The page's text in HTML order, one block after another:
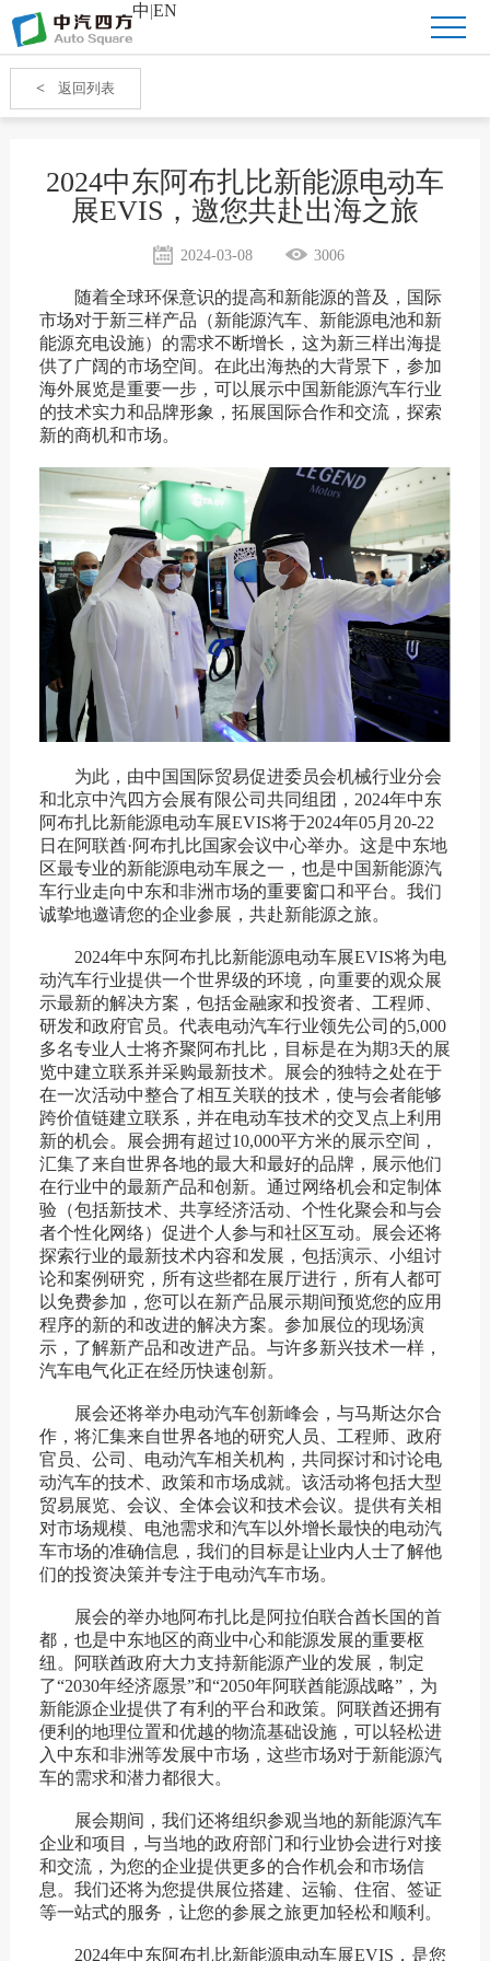
中|EN
< 返回列表
2024中东阿布扎比新能源电动车
展EVIS，邀您共赴出海之旅
2024-03-08 3006
随着全球环保意识的提高和新能源的普及，国际
市场对于新三样产品（新能源汽车、新能源电池和新
能源充电设施）的需求不断增长，这为新三样出海提
供了广阔的市场空间。在此出海热的大背景下，参加
海外展览是重要一步，可以展示中国新能源汽车行业
的技术实力和品牌形象，拓展国际合作和交流，探索
新的商机和市场。
为此，由中国国际贸易促进委员会机械行业分会
和北京中汽四方会展有限公司共同组团，2024年中东
阿布扎比新能源电动车展EVIS将于2024年05月20-22
日在阿联酋·阿布扎比国家会议中心举办。这是中东地
区最专业的新能源电动车展之一，也是中国新能源汽
车行业走向中东和非洲市场的重要窗口和平台。我们
诚挚地邀请您的企业参展，共赴新能源之旅。
2024年中东阿布扎比新能源电动车展EVIS将为电
动汽车行业提供一个世界级的环境，向重要的观众展
示最新的解决方案，包括金融家和投资者、工程师、
研发和政府官员。代表电动汽车行业领先公司的5,000
多名专业人士将齐聚阿布扎比，目标是在为期3天的展
览中建立联系并采购最新技术。展会的独特之处在于
在一次活动中整合了相互关联的技术，使与会者能够
跨价值链建立联系，并在电动车技术的交叉点上利用
新的机会。展会拥有超过10,000平方米的展示空间，
汇集了来自世界各地的最大和最好的品牌，展示他们
在行业中的最新产品和创新。通过网络机会和定制体
验（包括新技术、共享经济活动、个性化聚会和与会
者个性化网络）促进个人参与和社区互动。展会还将
探索行业的最新技术内容和发展，包括演示、小组讨
论和案例研究，所有这些都在展厅进行，所有人都可
以免费参加，您可以在新产品展示期间预览您的应用
程序的新的和改进的解决方案。参加展位的现场演
示，了解新产品和改进产品。与许多新兴技术一样，
汽车电气化正在经历快速创新。
展会还将举办电动汽车创新峰会，与马斯达尔合
作，将汇集来自世界各地的研究人员、工程师、政府
官员、公司、电动汽车相关机构，共同探讨和讨论电
动汽车的技术、政策和市场成就。该活动将包括大型
贸易展览、会议、全体会议和技术会议。提供有关相
对市场规模、电池需求和汽车以外增长最快的电动汽
车市场的准确信息，我们的目标是让业内人士了解他
们的投资决策并专注于电动汽车市场。
展会的举办地阿布扎比是阿拉伯联合酋长国的首
都，也是中东地区的商业中心和能源发展的重要枢
纽。阿联酋政府大力支持新能源产业的发展，制定
了“2030年经济愿景”和“2050年阿联酋能源战略”，为
新能源企业提供了有利的平台和政策。阿联酋还拥有
便利的地理位置和优越的物流基础设施，可以轻松进
入中东和非洲等发展中市场，这些市场对于新能源汽
车的需求和潜力都很大。
展会期间，我们还将组织参观当地的新能源汽车
企业和项目，与当地的政府部门和行业协会进行对接
和交流，为您的企业提供更多的合作机会和市场信
息。我们还将为您提供展位搭建、运输、住宿、签证
等一站式的服务，让您的参展之旅更加轻松和顺利。
2024年中东阿布扎比新能源电动车展EVIS，是您